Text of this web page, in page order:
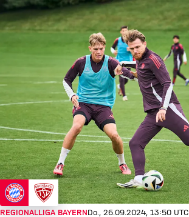
REGIONALLIGA BAYERNDo., 26.09.2024, 13:50 UTC